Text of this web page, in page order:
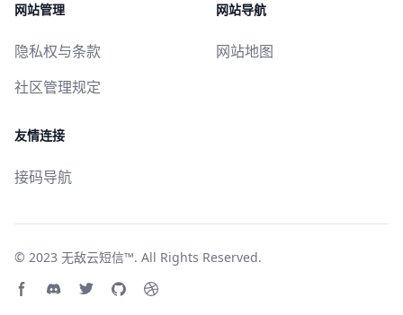
网站管理
隐私权与条款
社区管理规定
网站导航
网站地图
友情连接
接码导航
© 2023 无敌云短信™. All Rights Reserved.